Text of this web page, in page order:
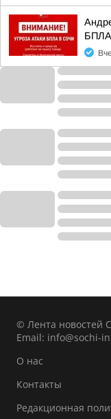
© Лента новостей
Email: info@sochi-
О нас
Контакты
Редакционная